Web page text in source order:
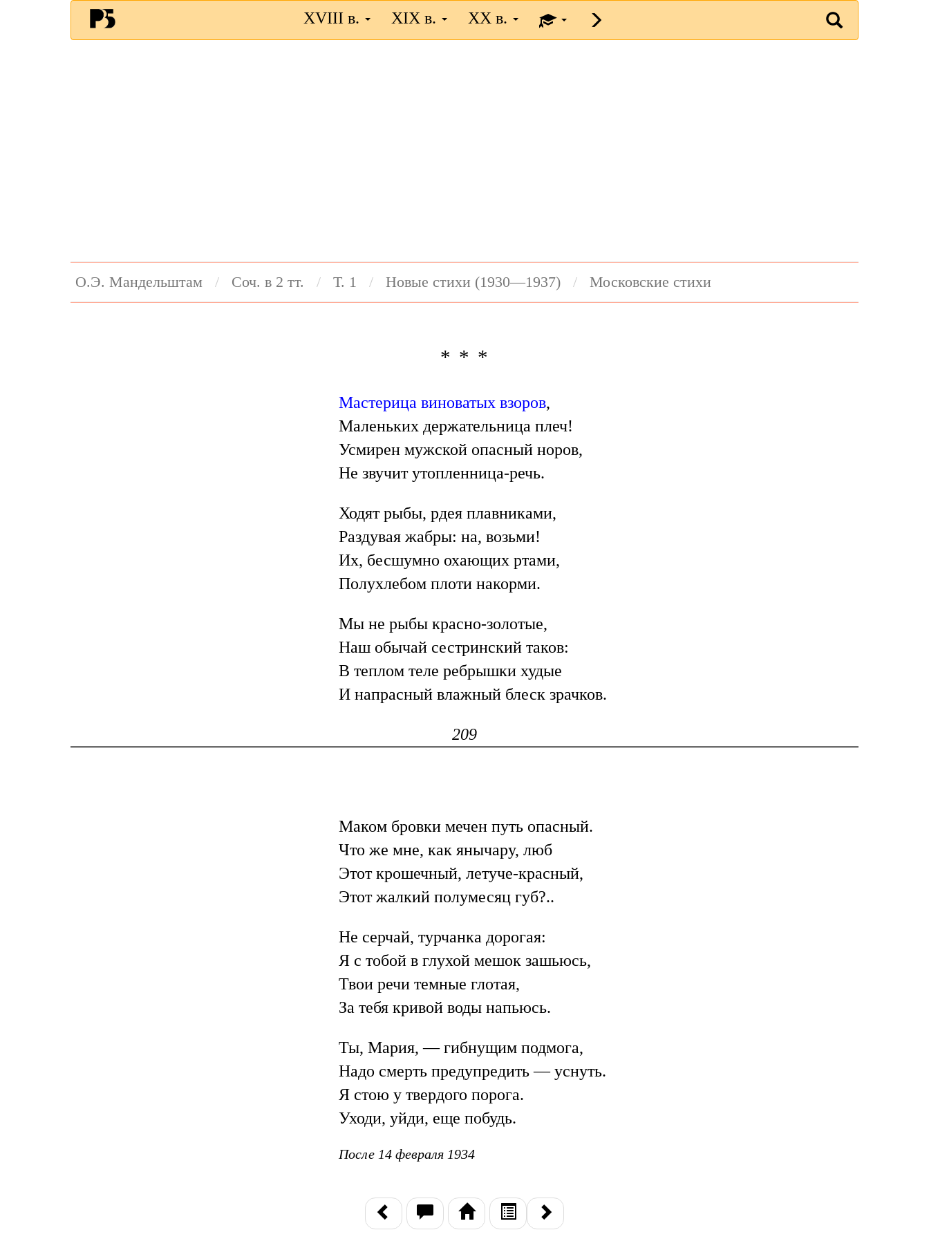
XVIII в. XIX в. XX в.
О.Э. Мандельштам Соч. в 2 тт. Т. 1 Новые стихи (1930—1937) Московские стихи
* * *
Мастерица виноватых взоров,
Маленьких держательница плеч!
Усмирен мужской опасный норов,
Не звучит утопленница-речь.
Ходят рыбы, рдея плавниками,
Раздувая жабры: на, возьми!
Их, бесшумно охающих ртами,
Полухлебом плоти накорми.
Мы не рыбы красно-золотые,
Наш обычай сестринский таков:
В теплом теле ребрышки худые
И напрасный влажный блеск зрачков.
209
Маком бровки мечен путь опасный.
Что же мне, как янычару, люб
Этот крошечный, летуче-красный,
Этот жалкий полумесяц губ?..
Не серчай, турчанка дорогая:
Я с тобой в глухой мешок зашьюсь,
Твои речи темные глотая,
За тебя кривой воды напьюсь.
Ты, Мария, — гибнущим подмога,
Надо смерть предупредить — уснуть.
Я стою у твердого порога.
Уходи, уйди, еще побудь.
После 14 февраля 1934